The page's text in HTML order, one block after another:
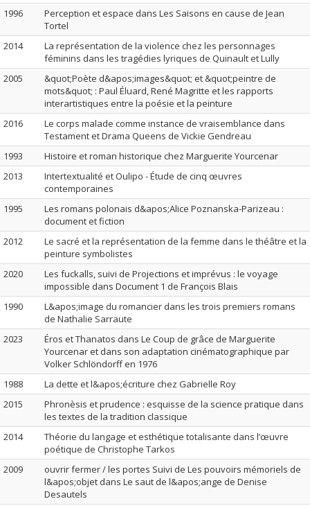
1996
Perception et espace dans Les Saisons en cause de Jean
Tortel
2014
La représentation de la violence chez les personnages
féminins dans les tragédies lyriques de Quinault et Lully
2005
&quot;Poète d&apos;images&quot; et &quot;peintre de
mots&quot; : Paul Éluard, René Magritte et les rapports
interartistiques entre la poésie et la peinture
2016
Le corps malade comme instance de vraisemblance dans
Testament et Drama Queens de Vickie Gendreau
1993
Histoire et roman historique chez Marguerite Yourcenar
2013
Intertextualité et Oulipo - Étude de cinq œuvres
contemporaines
1995
Les romans polonais d&apos;Alice Poznanska-Parizeau :
document et fiction
2012
Le sacré et la représentation de la femme dans le théâtre et la
peinture symbolistes
2020
Les fuckalls, suivi de Projections et imprévus : le voyage
impossible dans Document 1 de François Blais
1990
L&apos;image du romancier dans les trois premiers romans
de Nathalie Sarraute
2023
Éros et Thanatos dans Le Coup de grâce de Marguerite
Yourcenar et dans son adaptation cinématographique par
Volker Schlöndorff en 1976
1988
La dette et l&apos;écriture chez Gabrielle Roy
2015
Phronèsis et prudence : esquisse de la science pratique dans
les textes de la tradition classique
2014
Théorie du langage et esthétique totalisante dans l’œuvre
poétique de Christophe Tarkos
2009
ouvrir fermer / les portes Suivi de Les pouvoirs mémoriels de
l&apos;objet dans Le saut de l&apos;ange de Denise
Desautels